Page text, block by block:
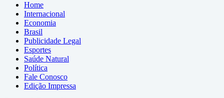
Home
Internacional
Economia
Brasil
Publicidade Legal
Esportes
Saúde Natural
Política
Fale Conosco
Edição Impressa